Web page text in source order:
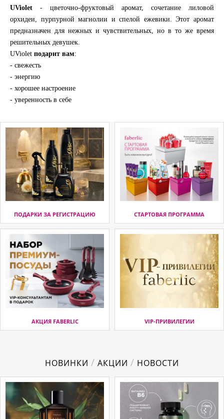
UViolet - цветочно-фруктовый аромат, сочетание лиловой
орхидеи, пурпурной магнолии и спелой ежевики. Этот аромат
предназначен для нежных и чувствительных, но в то же время
решительных девушек.
UViolet подарит вам:
- свежесть
- энергию
- хорошее настроение
- уверенность в себе
ПОДАРКИ ЗА РЕГИСТРАЦИЮ СТАРТОВАЯ ПРОГРАММА
АКЦИЯ FABERLIC VIP-ПРИВИЛЕГИИ
НОВИНКИ / АКЦИИ / НОВОСТИ